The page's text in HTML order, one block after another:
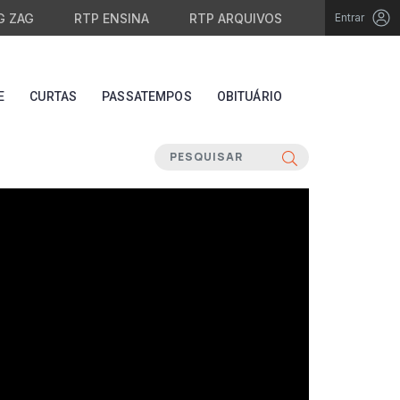
ZAG RTP ENSINA RTP ARQUIVOS Entrar
CURTAS PASSATEMPOS OBITUÁRIO